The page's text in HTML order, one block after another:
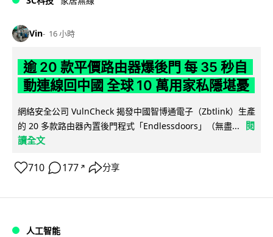
Vin 16 小時
逾 20 款平價路由器爆後門 每 35 秒自
動連線回中國 全球 10 萬用家私隱堪憂
網絡安全公司 VulnCheck 揭發中國智博通電子（Zbtlink）生產
的 20 多款路由器內置後門程式「Endlessdoors」（無盡...
閱
讀全文
710 177 ↗ 分享
人工智能